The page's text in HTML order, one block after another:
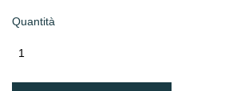
Quantità